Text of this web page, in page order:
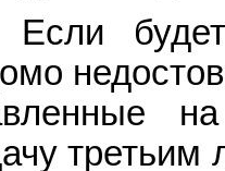
Если
третьим